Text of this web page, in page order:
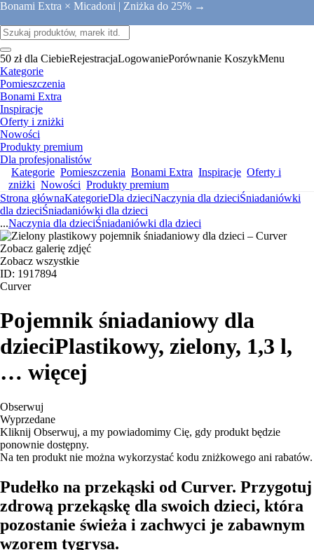
Bonami Extra × Micadoni | Zniżka do 25% →
50 zł dla CiebieRejestracjaLogowaniePorównanie KoszykMenu
Kategorie
Pomieszczenia
Bonami Extra
Inspiracje
Oferty i zniżki
Nowości
Produkty premium
Dla profesjonalistów
Kategorie Pomieszczenia Bonami Extra Inspiracje Oferty i
zniżki Nowości Produkty premium
Strona głównaKategorieDla dzieciNaczynia dla dzieciŚniadaniówki
dla dzieciŚniadaniówki dla dzieci
...Naczynia dla dzieciŚniadaniówki dla dzieci
Zobacz galerię zdjęć
Zobacz wszystkie
ID: 1917894
Curver
Pojemnik śniadaniowy dla
dzieciPlastikowy, zielony, 1,3 l,
… więcej
Obserwuj
Wyprzedane
Kliknij Obserwuj, a my powiadomimy Cię, gdy produkt będzie
ponownie dostępny.
Na ten produkt nie można wykorzystać kodu zniżkowego ani rabatów.
Pudełko na przekąski od Curver. Przygotuj
zdrową przekąskę dla swoich dzieci, która
pozostanie świeża i zachwyci je zabawnym
wzorem tygrysa.